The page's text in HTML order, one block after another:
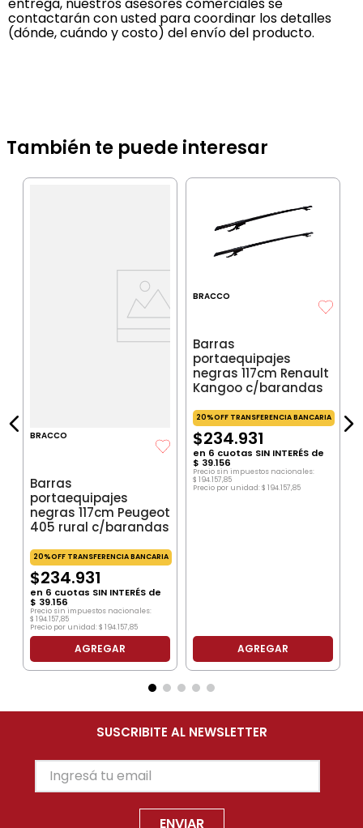
contactarán con usted para coordinar los detalles
(dónde, cuándo y costo) del envío del producto.
También te puede interesar
BRACCO
Barras
portaequipajes
negras 117cm Peugeot
405 rural c/barandas
20%OFF TRANSFERENCIA BANCARIA
$234.931
en 6 cuotas SIN INTERÉS de
$ 39.156
Precio sin impuestos nacionales:
$ 194.157,85
Precio por unidad:$ 194.157,85
AGREGAR
BRACCO
Barras
portaequipajes
negras 117cm Renault
Kangoo c/barandas
20%OFF TRANSFERENCIA BANCARIA
$234.931
en 6 cuotas SIN INTERÉS de
$ 39.156
Precio sin impuestos nacionales:
$ 194.157,85
Precio por unidad:$ 194.157,85
AGREGAR
SUSCRIBITE AL NEWSLETTER
ENVIAR